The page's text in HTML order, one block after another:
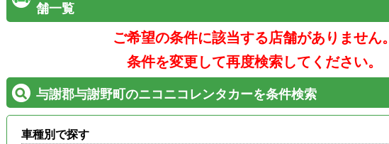
舗一覧
ご希望の条件に該当する店舗がありません。
条件を変更して再度検索してください。
与謝郡与謝野町のニコニコレンタカーを条件検索
車種別で探す